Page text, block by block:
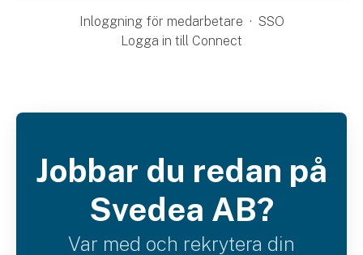
Inloggning för medarbetare · SSO
Logga in till Connect
Jobbar du redan på
Svedea AB?
Var med och rekrytera din